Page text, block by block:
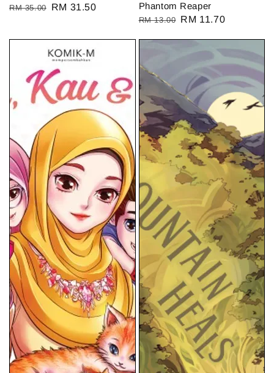
Regular
RM 35.00
Sale
RM 31.50
Phantom Reaper
Regular
RM 13.00 Sale
RM 11.70